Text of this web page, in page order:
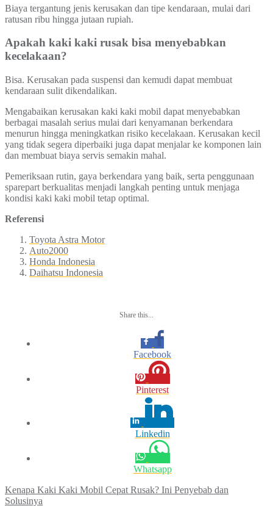
Biaya tergantung jenis kerusakan dan tipe kendaraan, mulai dari
ratusan ribu hingga jutaan rupiah.
Apakah kaki kaki rusak bisa menyebabkan
kecelakaan?
Bisa. Kerusakan pada suspensi dan kemudi dapat membuat
kendaraan sulit dikendalikan.
Mengabaikan kerusakan kaki kaki mobil dapat menyebabkan
berbagai masalah serius mulai dari kenyamanan berkendara
menurun hingga meningkatkan risiko kecelakaan. Kerusakan kecil
yang tidak segera diperbaiki juga dapat menjalar ke komponen lain
dan membuat biaya servis semakin mahal.
Pemeriksaan rutin, gaya berkendara yang baik, serta penggunaan
sparepart berkualitas menjadi langkah penting untuk menjaga
kondisi kaki kaki mobil tetap optimal.
Referensi
Toyota Astra Motor
Auto2000
Honda Indonesia
Daihatsu Indonesia
Share this...
Facebook
Pinterest
Linkedin
Whatsapp
Post
Kenapa Kaki Kaki Mobil Cepat Rusak? Ini Penyebab dan
Solusinya